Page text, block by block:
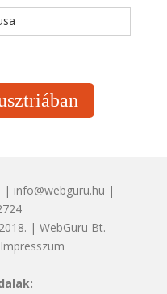
| info@webguru.hu |
| WebGuru Bt.
Impresszum